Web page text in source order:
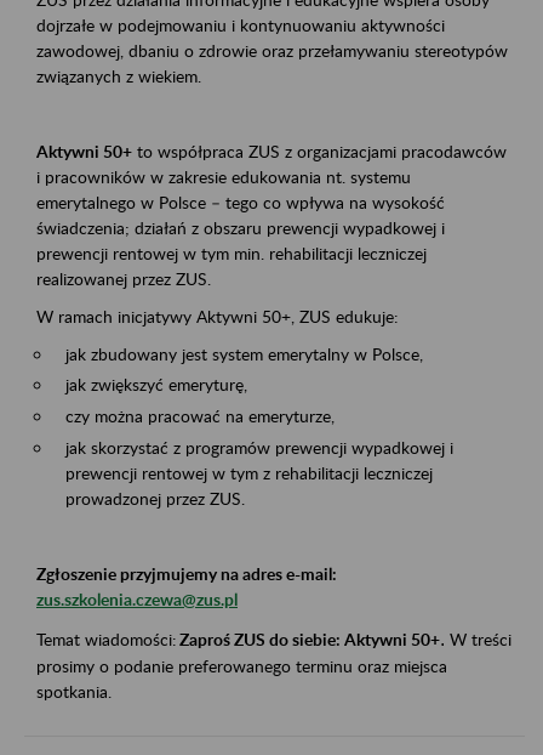
dojrzałe w podejmowaniu i kontynuowaniu aktywności
zawodowej, dbaniu o zdrowie oraz przełamywaniu stereotypów
związanych z wiekiem.
Aktywni 50+ to współpraca ZUS z organizacjami pracodawców
i pracowników w zakresie edukowania nt. systemu
emerytalnego w Polsce – tego co wpływa na wysokość
świadczenia; działań z obszaru prewencji wypadkowej i
prewencji rentowej w tym min. rehabilitacji leczniczej
realizowanej przez ZUS.
W ramach inicjatywy Aktywni 50+, ZUS edukuje:
jak zbudowany jest system emerytalny w Polsce,
jak zwiększyć emeryturę,
czy można pracować na emeryturze,
jak skorzystać z programów prewencji wypadkowej i
prewencji rentowej w tym z rehabilitacji leczniczej
prowadzonej przez ZUS.
Zgłoszenie przyjmujemy na adres e-mail:
zus.szkolenia.czewa@zus.pl
Temat wiadomości:Zaproś ZUS do siebie: Aktywni 50+. W treści
prosimy o podanie preferowanego terminu oraz miejsca
spotkania.